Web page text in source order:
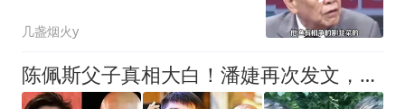
几盏烟火y
陈佩斯父子真相大白！潘婕再次发文，别让对号入座误伤清白的人